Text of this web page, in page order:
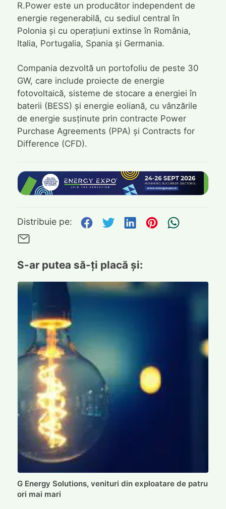
R.Power este un producător independent de
energie regenerabilă, cu sediul central în
Polonia și cu operațiuni extinse în România,
Italia, Portugalia, Spania și Germania.
Compania dezvoltă un portofoliu de peste 30
GW, care include proiecte de energie
fotovoltaică, sisteme de stocare a energiei în
baterii (BESS) și energie eoliană, cu vânzările
de energie susținute prin contracte Power
Purchase Agreements (PPA) și Contracts for
Difference (CFD).
Distribuie pe: Distribuie pe Facebook
Distribuie pe
Distribuie pe
Distribuie
S-ar putea să-ți placă și:
G Energy Solutions, venituri din exploatare de patru
ori mai mari